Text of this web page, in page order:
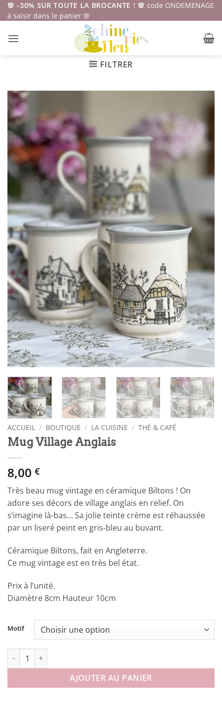
Passer
au
🌸 -30% SUR TOUTE LA BROCANTE ! 🌸 code ONDEMENAGE
à saisir dans le panier 🌸
FILTRER
ACCUEIL / BOUTIQUE / LA CUISINE / THÉ & CAFÉ
Mug Village Anglais
8,00 €
Très beau mug vintage en céramique Biltons ! On
adore ses décors de village anglais en relief. On
s’imagine là-bas… Sa jolie teinte crème est réhaussée
par un liseré peint en gris-bleu au buvant.
Céramique Biltons, fait en Angleterre.
Ce mug vintage est en très bel état.
Prix à l’unité.
Diamètre 8cm Hauteur 10cm
Motif
quantité de Mug Village Anglais
AJOUTER AU PANIER